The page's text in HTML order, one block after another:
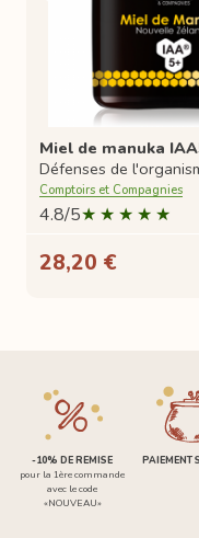
Miel de manuka
Défenses de
Comptoirs et Compagnies
4.8/5
28,20 €
-10% DE REMISE
pour la 1ère commande
avec le code
«NOUVEAU»
PAIEMENT